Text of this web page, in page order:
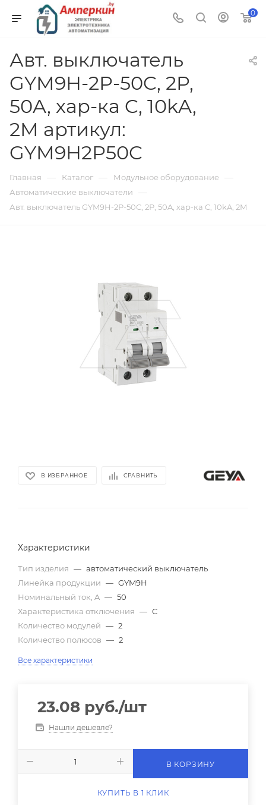
0
Авт. выключатель
GYM9H-2P-50C, 2P,
50A, хар-ка C, 10kA,
2M артикул:
GYM9H2P50C
Главная — Каталог — Модульное оборудование —
Автоматические выключатели —
Авт. выключатель GYM9H-2P-50C, 2P, 50A, хар-ка C, 10kA, 2M
В ИЗБРАННОЕ СРАВНИТЬ
Характеристики
Тип изделия — автоматический выключатель
Линейка продукции — GYM9H
Номинальный ток, A — 50
Характеристика отключения — C
Количество модулей — 2
Количество полюсов — 2
Все характеристики
23.08 руб./шт
Нашли дешевле?
В КОРЗИНУ
КУПИТЬ В 1 КЛИК